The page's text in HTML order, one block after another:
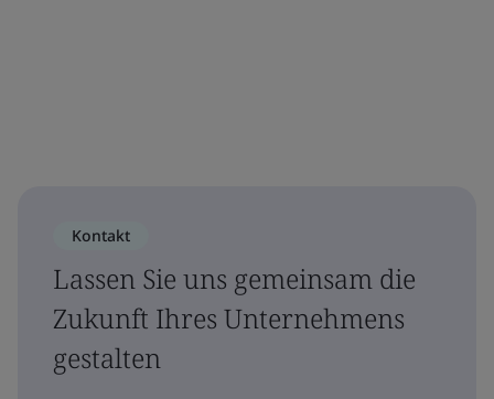
Kontakt
Lassen Sie uns gemeinsam die
Zukunft Ihres Unternehmens
gestalten